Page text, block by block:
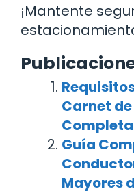
¡Mantente
Carnet
Guía
Mayores